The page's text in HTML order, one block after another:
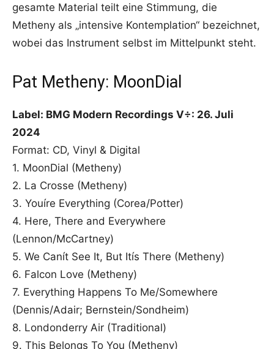
gesamte Material teilt eine Stimmung, die
Metheny als „intensive Kontemplation“ bezeichnet,
wobei das Instrument selbst im Mittelpunkt steht.
Pat Metheny: MoonDial
Label: BMG Modern Recordings V÷: 26. Juli
2024
Format: CD, Vinyl & Digital
1. MoonDial (Metheny)
2. La Crosse (Metheny)
3. Youíre Everything (Corea/Potter)
4. Here, There and Everywhere
(Lennon/McCartney)
5. We Canít See It, But Itís There (Metheny)
6. Falcon Love (Metheny)
7. Everything Happens To Me/Somewhere
(Dennis/Adair; Bernstein/Sondheim)
8. Londonderry Air (Traditional)
9. This Belongs To You (Metheny)